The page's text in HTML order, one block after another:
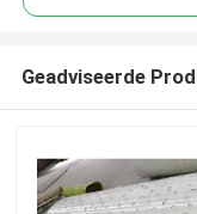
Geadviseerde